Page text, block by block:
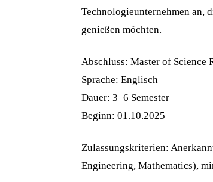
Technologieunternehmen an,
genießen möchten.
Abschluss: Master of Science
Sprache: Englisch
Dauer: 3–6 Semester
Beginn: 01.10.2025
Zulassungskriterien:
Engineering, Mathematics),